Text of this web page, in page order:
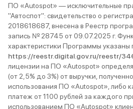
ПО «Autospot» — исключительные
"Автоспот": свидетельство о
2018618687, внесена в Реестр
запись № 28745 от 09.07.2025 г.
характеристики Программы указаны
https://reestr.digital.gov.ru/reestr/
лицензии на ПО «Autospot»
(от 2,5% до 3%) от выручки,
использования ПО «Autospot», либо
платеж от 1100 рублей за каждого
использованием ПО «Autospot»